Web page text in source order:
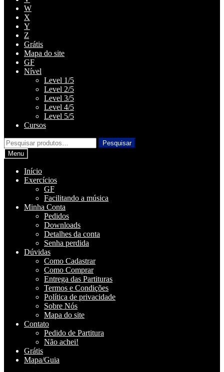
W
X
Y
Z
Grátis
Mapa do site
GF
Nível
Level 1/5
Level 2/5
Level 3/5
Level 4/5
Level 5/5
Cursos
Pesquisar
por:
Pesquisar
Menu
Início
Exercícios
GF
Facilitando a música
Minha Conta
Pedidos
Downloads
Detalhes da conta
Senha perdida
Dúvidas
Como Cadastrar
Como Comprar
Entrega das Partituras
Termos e Condições
Política de privacidade
Sobre Nós
Mapa do site
Contato
Pedido de Partitura
Não achei!
Grátis
Mapa/Guia